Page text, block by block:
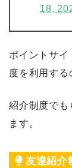
18,
ポイントサイ
度を利用する
紹介制度でも
ます。
友達紹介